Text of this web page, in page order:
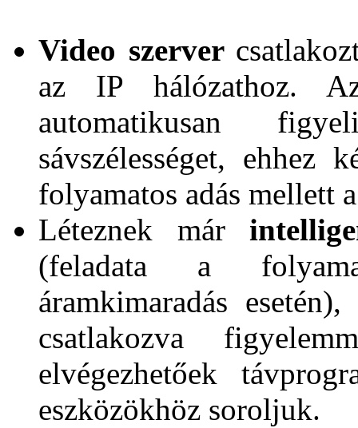
Video szerver
az IP hálózathoz.
automatikusan
sávszélességet, ehhez
folyamatos adás mellett
Léteznek már
(feladata a
áramkimaradás
csatlakozva
elvégezhetőek
eszközökhöz soroljuk.